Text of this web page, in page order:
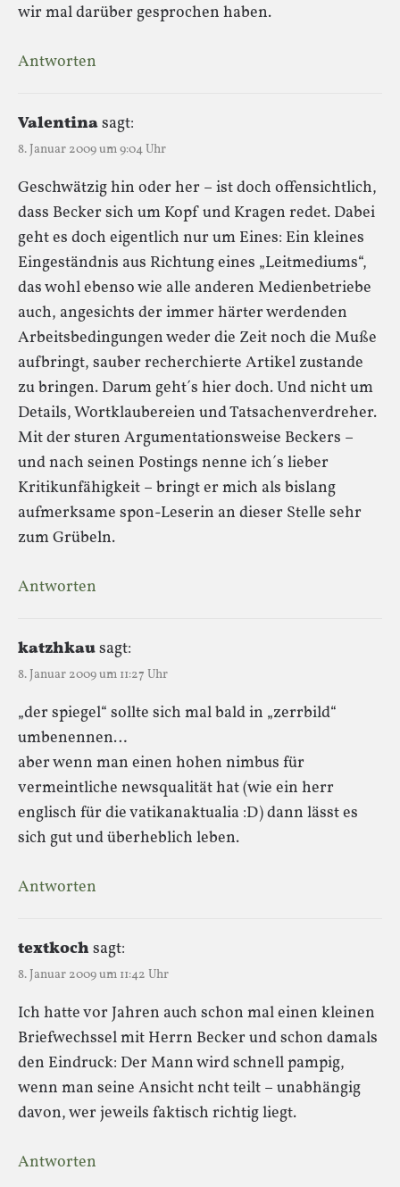
wir mal darüber gesprochen haben.
Antworten
Valentinasagt:
8. Januar 2009 um 9:04 Uhr
Geschwätzig hin oder her – ist doch offensichtlich,
dass Becker sich um Kopf und Kragen redet. Dabei
geht es doch eigentlich nur um Eines: Ein kleines
Eingeständnis aus Richtung eines „Leitmediums“,
das wohl ebenso wie alle anderen Medienbetriebe
auch, angesichts der immer härter werdenden
Arbeitsbedingungen weder die Zeit noch die Muße
aufbringt, sauber recherchierte Artikel zustande
zu bringen. Darum geht´s hier doch. Und nicht um
Details, Wortklaubereien und Tatsachenverdreher.
Mit der sturen Argumentationsweise Beckers –
und nach seinen Postings nenne ich´s lieber
Kritikunfähigkeit – bringt er mich als bislang
aufmerksame spon-Leserin an dieser Stelle sehr
zum Grübeln.
Antworten
katzhkausagt:
8. Januar 2009 um 11:27 Uhr
„der spiegel“ sollte sich mal bald in „zerrbild“
umbenennen…
aber wenn man einen hohen nimbus für
vermeintliche newsqualität hat (wie ein herr
englisch für die vatikanaktualia :D) dann lässt es
sich gut und überheblich leben.
Antworten
textkoch sagt:
8. Januar 2009 um 11:42 Uhr
Ich hatte vor Jahren auch schon mal einen kleinen
Briefwechssel mit Herrn Becker und schon damals
den Eindruck: Der Mann wird schnell pampig,
wenn man seine Ansicht ncht teilt – unabhängig
davon, wer jeweils faktisch richtig liegt.
Antworten